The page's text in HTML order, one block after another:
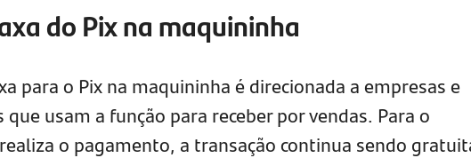
do Pix na maquininha
para o Pix na maquininha é direcionada a empresas e
usam a função para receber por vendas. Para o
o pagamento, a transação continua sendo